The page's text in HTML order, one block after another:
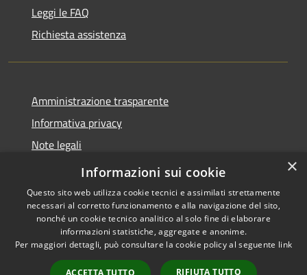
Leggi le FAQ
Richiesta assistenza
Amministrazione trasparente
Informativa privacy
Note legali
Dichiarazione di accessibilità
Accessibilité
Confidentialité
Copyright © 2026 • Ville de •
Powered byMunicipium
Accès rédaction
×
Informazioni sui cookie
Questo sito web utilizza cookie tecnici e assimilati strettamente
necessari al corretto funzionamento e alla navigazione del sito,
nonché un cookie tecnico analitico al solo fine di elaborare
informazioni statistiche, aggregate e anonime.
Per maggiori dettagli, può consultare la cookie policy al seguente link
ACCETTA TUTTO RIFIUTA TUTTO